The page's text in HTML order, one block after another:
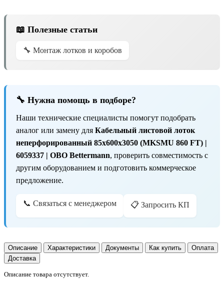
📖 Полезные статьи
🔧 Монтаж лотков и коробов
🔧 Нужна помощь в подборе?
Наши технические специалисты помогут подобрать
аналог или замену для Кабельный листовой лоток
неперфорированный 85x600x3050 (MKSMU 860 FT) |
6059337 | OBO Bettermann, проверить совместимость с
другим оборудованием и подготовить коммерческое
предложение.
📞 Связаться с менеджером 📋 Запросить КП
Описание Характеристики Документы Как купить
Оплата
Доставка
Описание товара отсутствует.